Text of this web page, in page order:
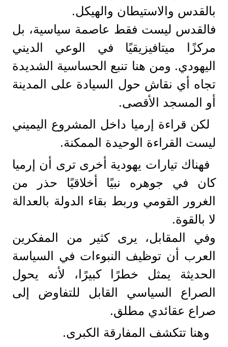
بالقدس والاستيطان والهيكل.
فالقدس ليست فقط عاصمة سياسية، بل
مركزًا ميتافيزيقيًا في الوعي الديني
اليهودي. ومن هنا تنبع الحساسية الشديدة
تجاه أي نقاش حول السيادة على المدينة
أو المسجد الأقصى.
لكن قراءة إرميا داخل المشروع اليميني
ليست القراءة الوحيدة الممكنة.
فهناك تيارات يهودية أخرى ترى أن إرميا
كان في جوهره نبيًا أخلاقيًا حذر من
الغرور القومي وربط بقاء الدولة بالعدالة
لا بالقوة.
وفي المقابل، يرى كثير من المفكرين
العرب أن توظيف النبوءات في السياسة
الحديثة يمثل خطرًا كبيرًا، لأنه يحول
الصراع السياسي القابل للتفاوض إلى
صراع عقائدي مطلق.
وهنا تتكشف المفارقة الكبرى.